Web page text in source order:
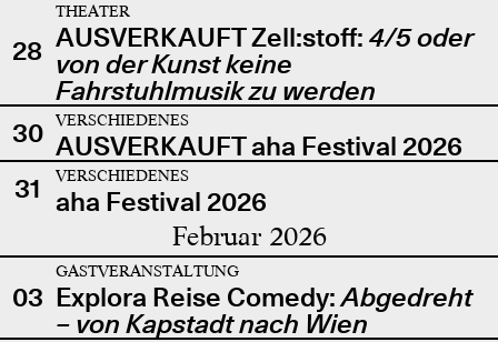
28
THEATER
AUSVERKAUFT Zell:stoff: 4/5 oder
von der Kunst keine
Fahrstuhlmusik zu werden
30
VERSCHIEDENES
AUSVERKAUFT aha Festival 2026
31
VERSCHIEDENES
aha Festival 2026
Februar 2026
03
GASTVERANSTALTUNG
Explora Reise Comedy:Abgedreht
– von Kapstadt nach Wien